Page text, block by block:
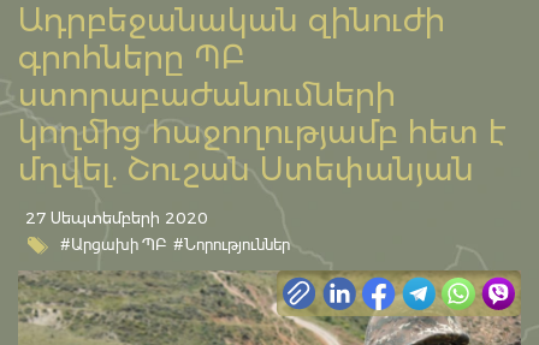
Ադրբեջանական զինուժի
գրոհները ՊԲ
ստորաբաժանումների
կողմից հաջողությամբ հետ է
մղվել. Շուշան Ստեփանյան
27 Սեպտեմբերի 2020
#Արցախի ՊԲ #Նորություններ